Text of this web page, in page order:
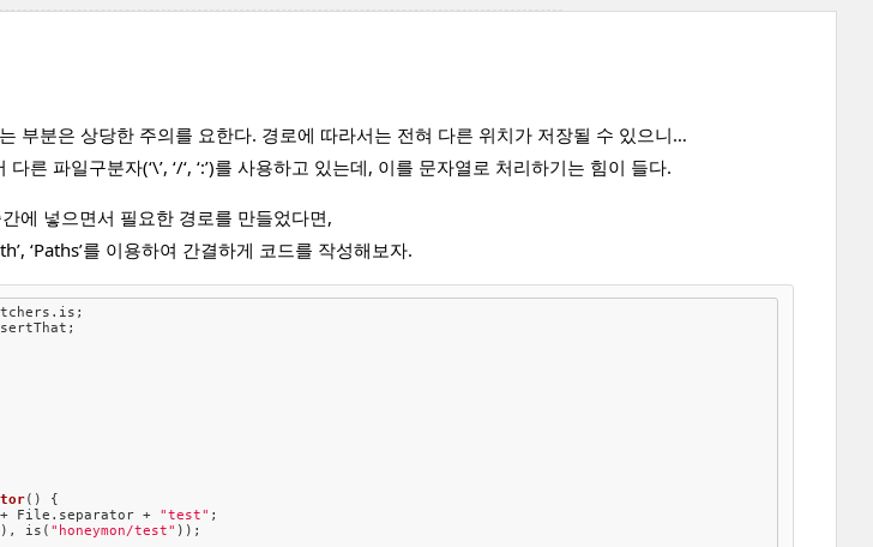
부분은 상당한 주의를 요한다. 경로에 따라서는 전혀 다른 위치가 저장될 수 있으니…
른 파일구분자(‘\’, ‘/‘, ‘:’)를 사용하고 있는데, 이를 문자열로 처리하기는 힘이 들다.
에 넣으면서 필요한 경로를 만들었다면,
‘Paths’를 이용하여 간결하게 코드를 작성해보자.
() {
+ File.separator + "test" ;
is(
"honeymon/test" ));